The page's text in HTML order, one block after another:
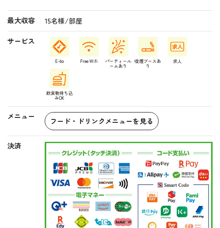
最大収容 15名様/部屋
サービス
E-bo Free Wifi パーティール
ームあり
喫煙ブースあ
り
求人
飲食物持ち込
みOK
メニュー フード・ドリンクメニューを見る
決済